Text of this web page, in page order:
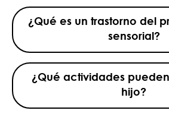
¿Qué es un trastorno del
sensorial?
¿Qué actividades
hijo?